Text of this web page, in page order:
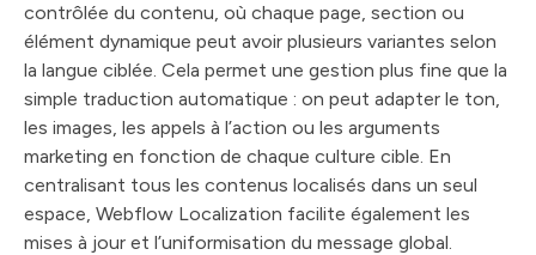
contrôlée du contenu, où chaque page, section ou
élément dynamique peut avoir plusieurs variantes selon
la langue ciblée. Cela permet une gestion plus fine que la
simple traduction automatique : on peut adapter le ton,
les images, les appels à l’action ou les arguments
marketing en fonction de chaque culture cible. En
centralisant tous les contenus localisés dans un seul
espace, Webflow Localization facilite également les
mises à jour et l’uniformisation du message global.